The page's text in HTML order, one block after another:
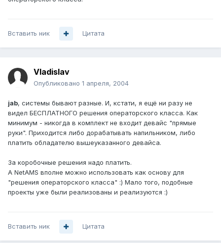
Вставить ник Цитата
Vladislav
Опубликовано 1 апреля, 2004
jab, системы бывают разные. И, кстати, я ещё ни разу не
видел БЕСПЛАТНОГО решения операторского класса. Как
минимум - никогда в комплект не входит девайс "прямые
руки". Приходится либо дорабатывать напильником, либо
платить обладателю вышеуказанного девайса.
За коробочные решения надо платить.
А NetAMS вполне можно использовать как основу для
"решения операторского класса" :) Мало того, подобные
проекты уже были реализованы и реализуются :)
Вставить ник Цитата